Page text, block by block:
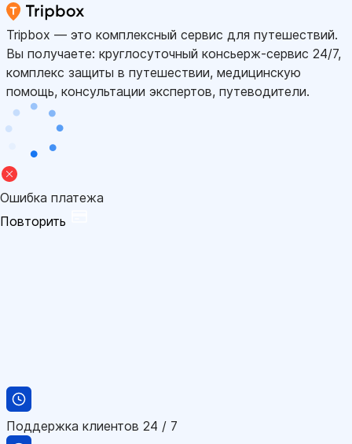
Tripbox — это комплексный сервис для путешествий.
Вы получаете: круглосуточный консьерж-сервис 24/7,
комплекс защиты в путешествии, медицинскую
помощь, консультации экспертов, путеводители.
Ошибка платежа
Повторить
Поддержка клиентов 24 / 7